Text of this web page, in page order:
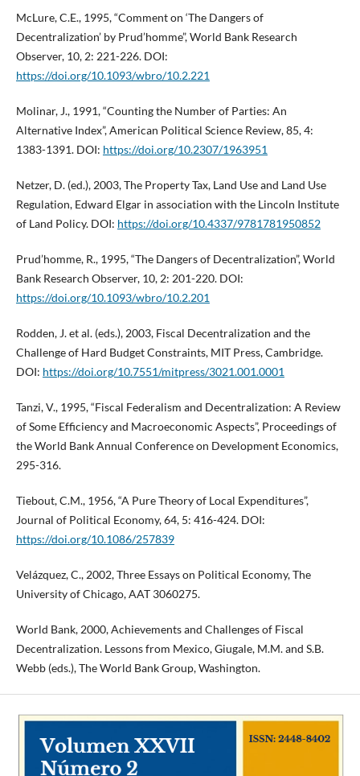
McLure, C.E., 1995, “Comment on ‘The Dangers of
Decentralization’ by Prud’homme”, World Bank Research
Observer, 10, 2: 221-226. DOI:
https://doi.org/10.1093/wbro/10.2.221
Molinar, J., 1991, “Counting the Number of Parties: An
Alternative Index”, American Political Science Review, 85, 4:
1383-1391. DOI: https://doi.org/10.2307/1963951
Netzer, D. (ed.), 2003, The Property Tax, Land Use and Land Use
Regulation, Edward Elgar in association with the Lincoln Institute
of Land Policy. DOI: https://doi.org/10.4337/9781781950852
Prud’homme, R., 1995, “The Dangers of Decentralization”, World
Bank Research Observer, 10, 2: 201-220. DOI:
https://doi.org/10.1093/wbro/10.2.201
Rodden, J. et al. (eds.), 2003, Fiscal Decentralization and the
Challenge of Hard Budget Constraints, MIT Press, Cambridge.
DOI: https://doi.org/10.7551/mitpress/3021.001.0001
Tanzi, V., 1995, “Fiscal Federalism and Decentralization: A Review
of Some Efficiency and Macroeconomic Aspects”, Proceedings of
the World Bank Annual Conference on Development Economics,
295-316.
Tiebout, C.M., 1956, “A Pure Theory of Local Expenditures”,
Journal of Political Economy, 64, 5: 416-424. DOI:
https://doi.org/10.1086/257839
Velázquez, C., 2002, Three Essays on Political Economy, The
University of Chicago, AAT 3060275.
World Bank, 2000, Achievements and Challenges of Fiscal
Decentralization. Lessons from Mexico, Giugale, M.M. and S.B.
Webb (eds.), The World Bank Group, Washington.